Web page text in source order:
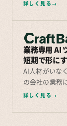
詳しく見る
業務専用 AI
短期で形に
AI人材がいな
の会社の業務
詳しく見る